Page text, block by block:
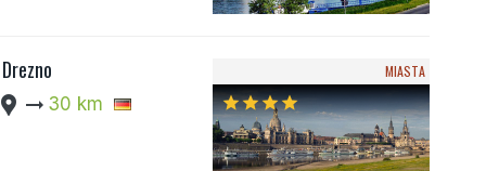
Drezno
location_pin arrow_right_alt 30 km
MIASTA
starstarstarstar